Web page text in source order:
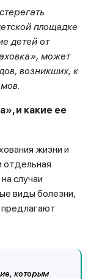
площадке
детей от
может
возникших, к
и какие ее
жизни и
отдельная
случаи
виды болезни,
которым